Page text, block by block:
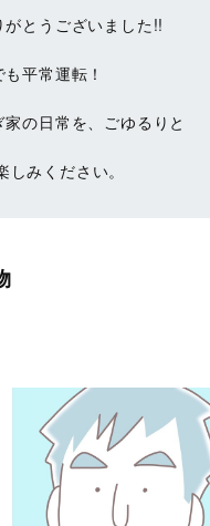
がとうございました!!
平常運転！
家の日常を、ごゆるりと
しみください。